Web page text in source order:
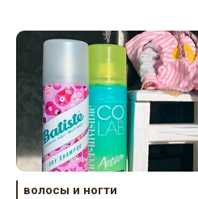
волосы и ногти